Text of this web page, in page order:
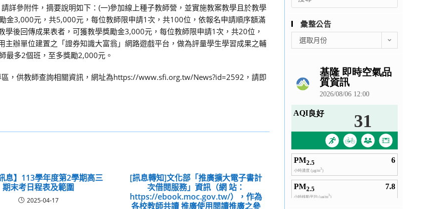
詳參附件，摘要說明如下：(一)參加線上種子教師營，並實施教案教學且於教學
金3,000元，共5,000元，每位教師限申請1次，共100位，依報名申請順序額滿
後回傳成果表者，可獲教學獎勵金3,000元，每位教師限申請1次，共20位，
辦單位建置之「證券知識大富翁」網路遊戲平台，做為評量學生學習成果之輔
最多2個班，至多獎勵2,000元。
，供教師查詢相關資訊，網址為https://www.sfi.org.tw/News?id=2592，請即
息】113學年度第2學期高三
期末考日程表及範圍
2025-04-17
[訊息轉知]文化部「推廣擴大電子書計
次借閱服務」資訊（網 站：
https://ebook.moc.gov.tw/），作為
各校教師共讀 推廣使用閱讀推廣之參
for:
彙整公告
整
選取月份